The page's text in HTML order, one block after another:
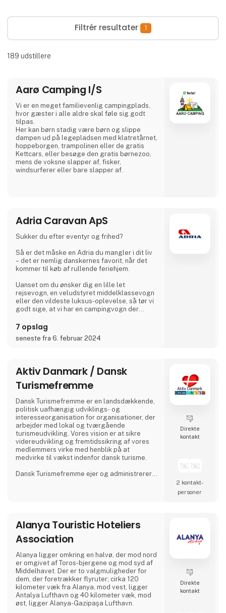
Filtrér resultater 1
189 udstillere
Aarø Camping I/S
Vi er en meget familievenlig campingplads,
hvor gæster i alle aldre skal føle sig godt
tilpas.
Her kan børn stadig være børn og slippe
dampen ud på legepladsen med klatretårnet,
hoppeborgen, trampolinen eller de gratis
Kettcars, eller besøge den gratis børnezoo,
mens de voksne slapper af, fisker,
windsurferer eller bare slapper af.
I vores lille café eller i ølhaven, når vejret er
godt, mødes mange gæster og øboere til en
drink med kaffe eller øl.
Vi glæder os til at møde dig
Dirk, Isabell, Tim og Joe Schäfer
Adria Caravan ApS
Sukker du efter eventyr og frihed?
Så er det måske en Adria du mangler i dit liv
– det er nemlig danskernes favorit, når det
kommer til køb af rullende feriehjem.
Uanset om du ønsker dig en lille let
rejsevogn, en veludstyret middelklassevogn
eller den vildeste luksus-oplevelse, så tør vi
godt sige, at vi har en campingvogn der
Hvis du ikke er helt solgt af idéen om
campingvogn, så leverer vi selvfølgelig også
ferien, og aldrig skal gå på kompromis med
noget som helst.
Til Ferie For Alle, kan du igen i år, gå på
opdagelse i en mass
7 opslag
seneste fra 6. februar 2024
Aktiv Danmark / Dansk
Turismefremme
Dansk Turismefremme er en landsdækkende,
politisk uafhængig udviklings- og
interesseorganisation for organisationer, der
arbejder med lokal og tværgående
turismeudvikling. Vores vision er at sikre
videreudvikling og fremtidssikring af vores
medlemmers virke med henblik på at
medvirke til vækst indenfor dansk turisme.
Dansk Turismefremme ejer og administrerer
Direkte
kontakt
2 kontakt­
personer
Alanya Touristic Hoteliers
Association
Alanya ligger omkring en halvø, der mod nord
er omgivet af Toros-bjergene og mod syd af
Middelhavet. Der er to valgmuligheder for
dem, der foretrækker flyruter; cirka 120
kilometer væk fra Alanya, mod vest, ligger
Antalya Lufthavn og 40 kilometer væk, mod
øst, ligger Alanya-Gazipaşa Lufthavn.
Direkte
kontakt